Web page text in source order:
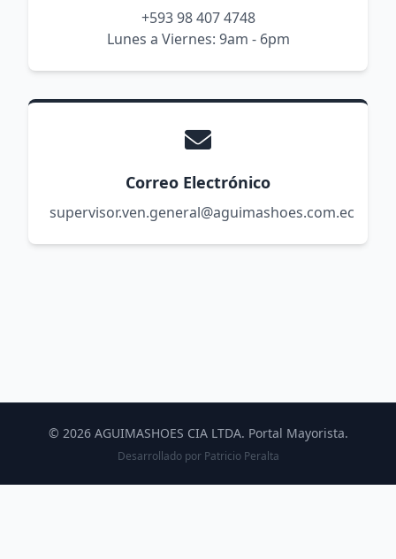
+593 98 407 4748
Lunes a Viernes: 9am - 6pm
Correo Electrónico
supervisor.ven.general@aguimashoes.com.ec
© 2026 AGUIMASHOES CIA LTDA. Portal Mayorista.
Desarrollado por Patricio Peralta